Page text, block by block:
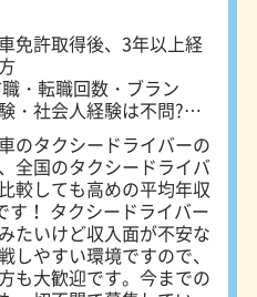
営業所の管理など幅広い
理職へとステップアップ
来ます。高い意識を持っ
組める人財には、早くか
ジションを任されるの
では各事業会社の社長や
の経営幹部への道もあり
は個人タクシー事業への
ています！1年間で45人
ードライバーとして独立
個人事業主としてのスキ
が得られるのもkmの教
免許取得後、3年以上経
・転職回数・ブラン
・社会人経験は不問?
第二新卒・他業界や他
ャリアチェンジ希望者、
験スタートです?
20代から60代以上まで
時の平均年齢は41歳。
販売・エンジニア・自営
のタクシードライバーの
全国のタクシードライバ
較しても高めの平均年収
す！ タクシードライバー
たいけど収入面が不安な
しやすい環境ですので、
も大歓迎です。今までの